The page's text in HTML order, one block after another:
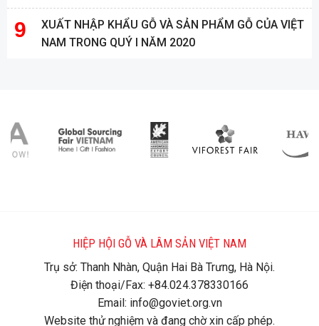
XUẤT NHẬP KHẨU GỖ VÀ SẢN PHẨM GỖ CỦA VIỆT
NAM TRONG QUÝ I NĂM 2020
HIỆP HỘI GỖ VÀ LÂM SẢN VIỆT NAM
Trụ sở: Thanh Nhàn, Quận Hai Bà Trưng, Hà Nội.
Điện thoại/Fax: +84.024.378330166
Email: info@goviet.org.vn
Website thử nghiệm và đang chờ xin cấp phép.